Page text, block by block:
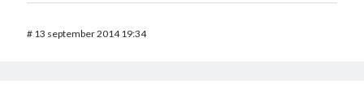
# 13 september 2014 19:34